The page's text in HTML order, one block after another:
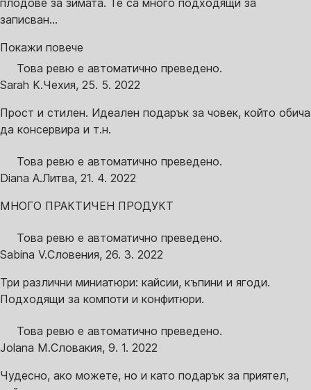
записван...
Покажи повече
Това ревю е автоматично преведено.
Sarah K.Чехия, 25. 5. 2022
Прост и стилен. Идеален подарък за човек, който обича
да консервира и т.н.
Това ревю е автоматично преведено.
Diana A.Литва, 21. 4. 2022
МНОГО ПРАКТИЧЕН ПРОДУКТ
Това ревю е автоматично преведено.
Sabina V.Словения, 26. 3. 2022
Три различни миниатюри: кайсии, къпини и ягоди.
Подходящи за компоти и конфитюри.
Това ревю е автоматично преведено.
Jolana M.Словакия, 9. 1. 2022
Чудесно, ако можете, но и като подарък за приятел,